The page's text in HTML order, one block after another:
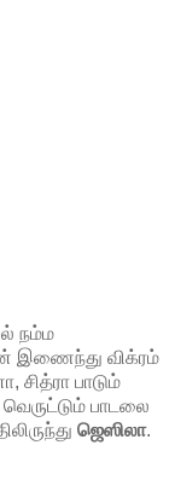
நம்ம
இணைந்து விக்ரம்
சித்ரா பாடும்
பாடலை
ஜெஸிலா.